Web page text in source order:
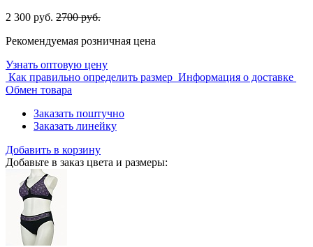
2 300 руб. 2700 руб.
Рекомендуемая розничная цена
Узнать оптовую цену
Как правильно определить размер Информация о доставке
Обмен товара
Заказать поштучно
Заказать линейку
Добавить в корзину
Добавьте в заказ цвета и размеры: